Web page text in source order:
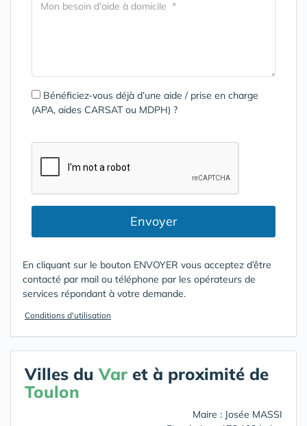
Bénéficiez-vous déjà d’une aide / prise en charge
(APA, aides CARSAT ou MDPH) ?
Envoyer
En cliquant sur le bouton ENVOYER vous acceptez d’être
contacté par mail ou téléphone par les opérateurs de
services répondant à votre demande.
Conditions d'utilisation
Villes du Var et à proximité de
Toulon
Maire : Josée MASSI